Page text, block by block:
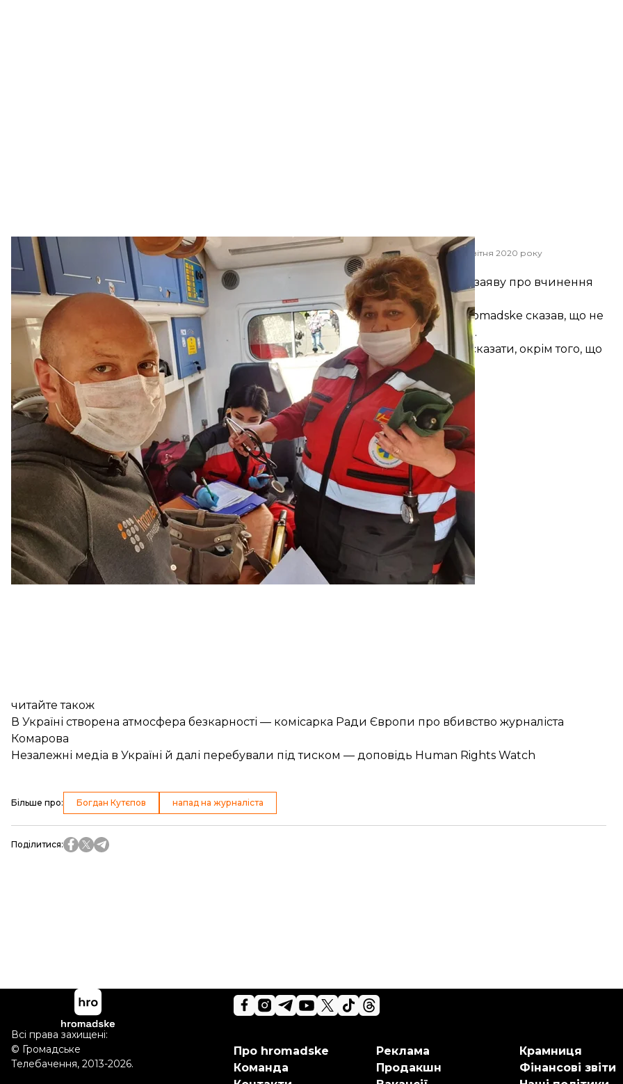
Журналіста hromadske Богдана Кутєпова, якого побили поліціянти, оглядають лікарі, 29 квітня 2020 року
Богдан Кутєпов/hromadske
Прямий етер довелось перервати. Журналісти викликали поліцію і написали заяву про вчинення
злочину.
Згодом речник Міністерства внутрішніх справ Артем Шевченко у коментарі hromadske сказав, що не
знає про цей інцидент, натомість наголосив на потребі з’ясувати всі обставини.
«Треба розбиратися зараз, з’ясуємо. Знаючи Богдана Кутєпова нічого не можу сказати, окрім того, що
треба точно детально з’ясувати всі обставини пригоди», — сказав він.
читайте також
В Україні створена атмосфера безкарності — комісарка Ради Європи про вбивство журналіста
Комарова
Незалежні медіа в Україні й далі перебували під тиском — доповідь Human Rights Watch
Більше про: Богдан Кутєпов напад на журналіста
Поділитися:
Про hromadske
Команда
Реклама
Продакшн
Крамниця
Фінансові звіти
Всі права захищені:
© Громадське
Телебачення, 2013-2026.